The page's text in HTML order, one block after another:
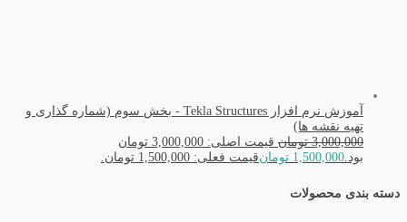
آموزش نرم افزار Tekla Structures - بخش سوم (شماره گذاری و
تهیه نقشه ها)
3,000,000 تومان
قیمت اصلی: 3,000,000 تومان
بود.1,500,000 تومانقیمت فعلی: 1,500,000 تومان.
دسته بندی محصولات